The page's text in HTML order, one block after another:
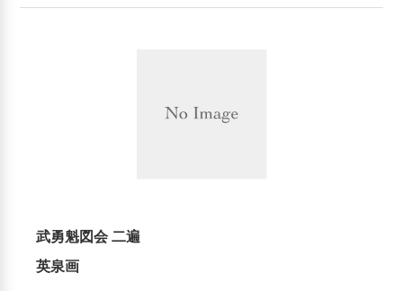
武勇魁図会 二遍
英泉画